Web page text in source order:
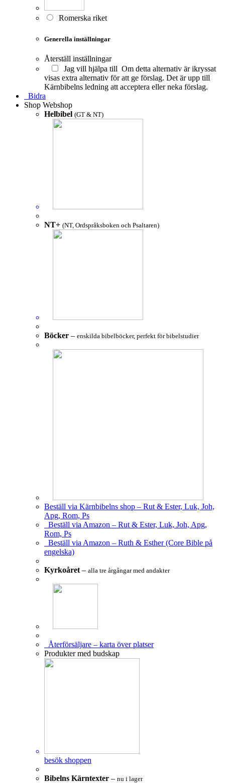
Romerska riket
Generella inställningar
Återställ inställningar
Jag vill hjälpa till Om detta alternativ är ikryssat
visas extra alternativ för att ge förslag. Det är upp till
Kärnbibelns ledning att acceptera eller neka förslag.
Bidra
Shop Webshop
Helbibel (GT & NT)
NT+ (NT, Ordspråksboken och Psaltaren)
Böcker – enskilda bibelböcker, perfekt för bibelstudier
Beställ via Kärnbibelns shop – Rut & Ester, Luk, Joh,
Apg, Rom, Ps
Beställ via Amazon – Rut & Ester, Luk, Joh, Apg,
Rom, Ps
Beställ via Amazon – Ruth & Esther (Core Bible på
engelska)
Kyrkoåret – alla tre årgångar med andakter
Återförsäljare – karta över platser
Produkter med budskap
besök shoppen
Bibelns Kärntexter – nu i lager